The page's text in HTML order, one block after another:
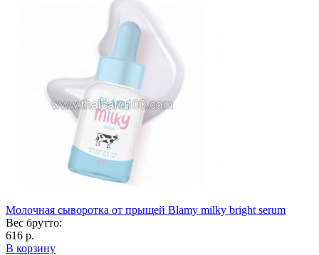
Молочная сыворотка от прыщей Blamy milky bright serum
Вес брутто:
616 р.
В корзину